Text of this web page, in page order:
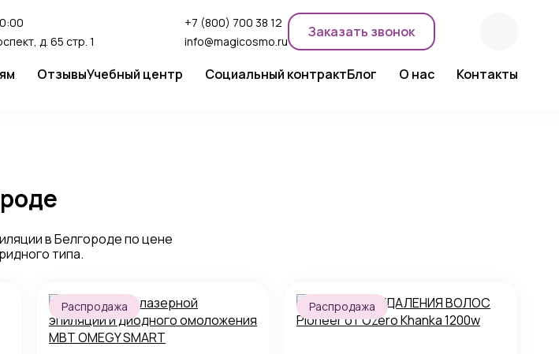
д. 65 стр. 1
+7 (800) 700 38 12
info@magicosmo.ru
Заказать звонок
ОтзывыУчебный центр Социальный контрактБлог О нас Контакты
в Белгороде по цене
типа.
Распродажа Распродажа